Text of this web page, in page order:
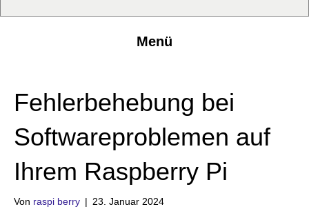
Menü
Fehlerbehebung bei
Softwareproblemen auf
Ihrem Raspberry Pi
Von raspi berry | 23. Januar 2024